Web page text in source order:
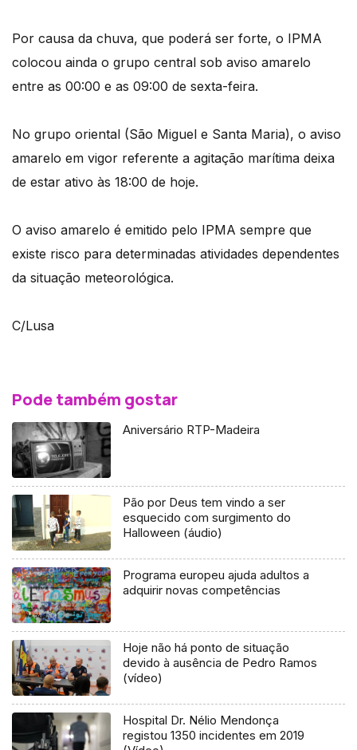
Por causa da chuva, que poderá ser forte, o IPMA
colocou ainda o grupo central sob aviso amarelo
entre as 00:00 e as 09:00 de sexta-feira.
No grupo oriental (São Miguel e Santa Maria), o aviso
amarelo em vigor referente a agitação marítima deixa
de estar ativo às 18:00 de hoje.
O aviso amarelo é emitido pelo IPMA sempre que
existe risco para determinadas atividades dependentes
da situação meteorológica.
C/Lusa
Pode também gostar
Aniversário RTP-Madeira
Pão por Deus tem vindo a ser
esquecido com surgimento do
Halloween (áudio)
Programa europeu ajuda adultos a
adquirir novas competências
Hoje não há ponto de situação
devido à ausência de Pedro Ramos
(vídeo)
Hospital Dr. Nélio Mendonça
registou 1350 incidentes em 2019